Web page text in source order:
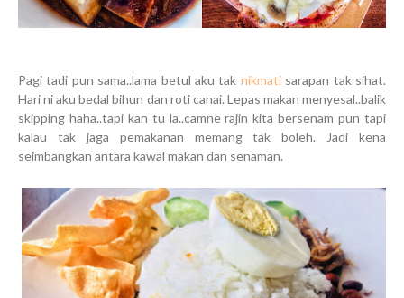
Pagi tadi pun sama..lama betul aku tak nikmatisarapan tak sihat.
Hari ni aku bedal bihun dan roti canai. Lepas makan menyesal..balik
skipping haha..tapi kan tu la..camne rajin kita bersenam pun tapi
kalau tak jaga pemakanan memang tak boleh. Jadi kena
seimbangkan antara kawal makan dan senaman.